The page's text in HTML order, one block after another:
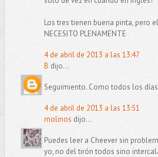
Los tres tienen buena pinta, pero
NECESITO PLENAMENTE
4 de abril de 2013 a las 13:47
B dijo...
Seguimiento. Como todos los
4 de abril de 2013 a las 13:51
molinos dijo...
Puedes leer a Cheever sin
yo, no del tirón todos sino